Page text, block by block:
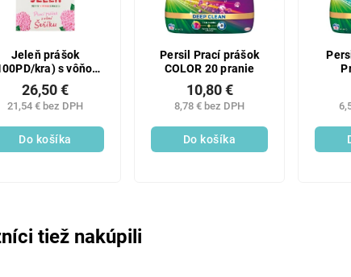
Jeleň prášok
kra) s vôňou
orgovánu
21,54 € bez DPH
26,50 €
Do košíka
Persil Prací prášok
COLOR 20 pranie
8,78 € bez DPH
10,80 €
Do košíka
tiež nakúpili